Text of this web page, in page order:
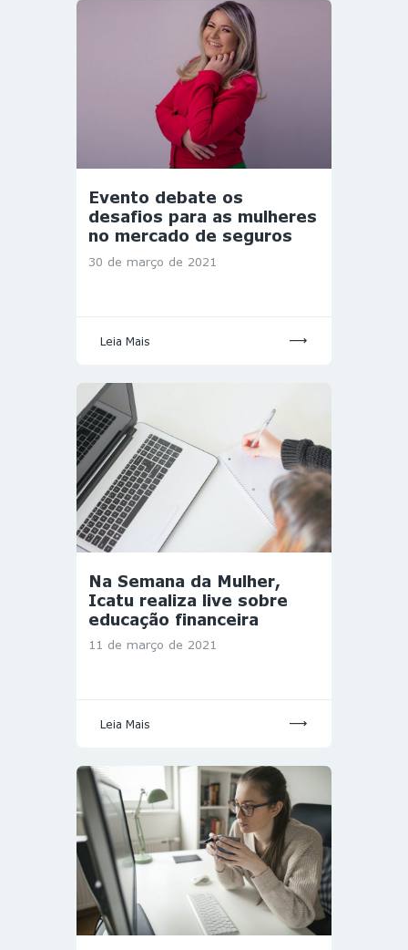
Evento debate os
desafios para as mulheres
no mercado de seguros
30 de março de 2021
Leia Mais
Na Semana da Mulher,
Icatu realiza live sobre
educação financeira
11 de março de 2021
Leia Mais